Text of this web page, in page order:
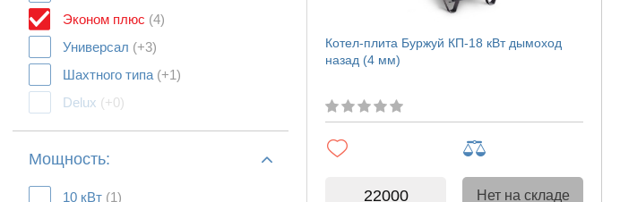
Эконом плюс (4)
Универсал (+3)
Шахтного типа (+1)
Delux (+0)
Мощность:
10 кВт (1)
Котел-плита Буржуй КП-18 кВт дымоход
назад (4 мм)
22000 Нет на складе